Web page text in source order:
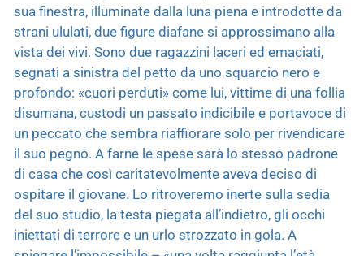
sua finestra, illuminate dalla luna piena e introdotte da
strani ululati, due figure diafane si approssimano alla
vista dei vivi. Sono due ragazzini laceri ed emaciati,
segnati a sinistra del petto da uno squarcio nero e
profondo: «cuori perduti» come lui, vittime di una follia
disumana, custodi un passato indicibile e portavoce di
un peccato che sembra riaffiorare solo per rivendicare
il suo pegno. A farne le spese sarà lo stesso padrone
di casa che così caritatevolmente aveva deciso di
ospitare il giovane. Lo ritroveremo inerte sulla sedia
del suo studio, la testa piegata all’indietro, gli occhi
iniettati di terrore e un urlo strozzato in gola. A